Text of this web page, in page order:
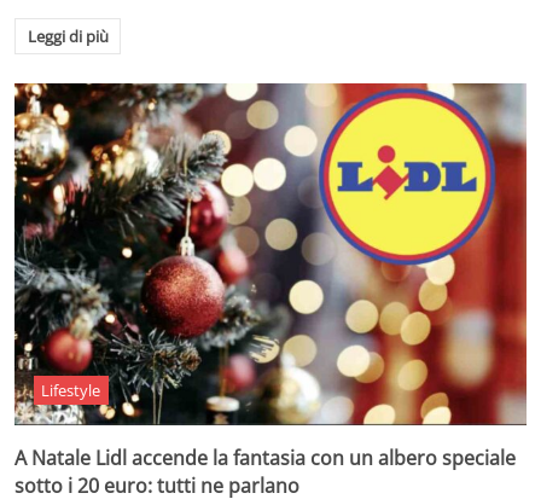
Leggi di più
Lifestyle
A Natale Lidl accende la fantasia con un albero speciale
sotto i 20 euro: tutti ne parlano